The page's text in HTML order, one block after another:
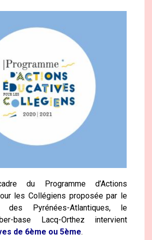
du Programme d’Actions
les Collégiens proposée par le
des Pyrénées-Atlantiques, le
base Lacq-Orthez intervient
de 6ème ou 5ème.